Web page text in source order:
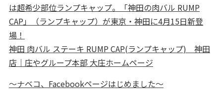
は超希少部位ランプキャップ。「神田の肉バル RUMP
CAP」（ランプキャップ）が東京・神田に4月15日新登
場！
神田 肉バル ステーキ RUMP CAP(ランプキャップ) 神田
店｜庄やグループ本部 大庄ホームページ
～ナベコ、Facebookページはじめました～